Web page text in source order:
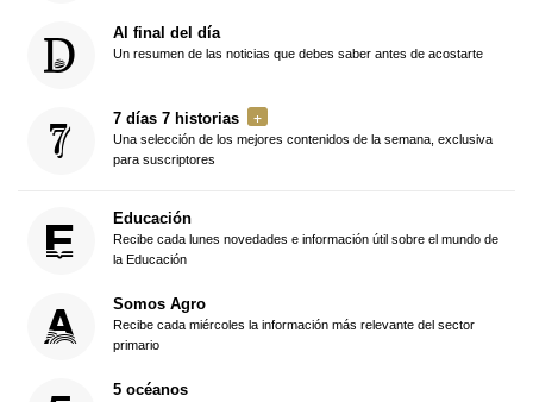
Al final del día
Un resumen de las noticias que debes saber antes de acostarte
7 días 7 historias
Una selección de los mejores contenidos de la semana, exclusiva
para suscriptores
Educación
Recibe cada lunes novedades e información útil sobre el mundo de
la Educación
Somos Agro
Recibe cada miércoles la información más relevante del sector
primario
5 océanos